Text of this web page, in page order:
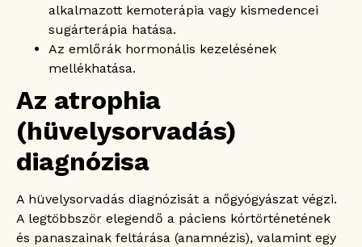
alkalmazott kemoterápia vagy kismedencei
sugárterápia hatása.
Az emlőrák hormonális kezelésének
mellékhatása.
Az atrophia
(hüvelysorvadás)
diagnózisa
A hüvelysorvadás diagnózisát a nőgyógyászat végzi.
A legtöbbször elegendő a páciens kórtörténetének
és panaszainak feltárása (anamnézis), valamint egy